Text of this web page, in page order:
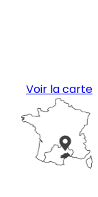
Voir la carte